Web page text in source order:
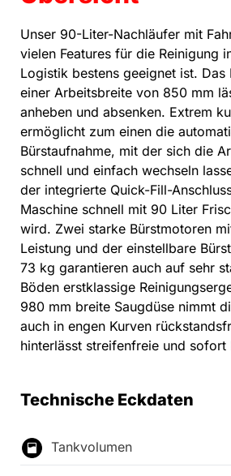
Downloads
Zubehör
Produktanfrage
Unser 90-Liter-Nachläufer mit
vielen Features für die Reinigung
Logistik bestens geeignet ist. Das
einer Arbeitsbreite von 850 mm
anheben und absenken. Extrem
ermöglicht zum einen die
Bürstaufnahme, mit der sich die
schnell und einfach wechseln
der integrierte Quick-Fill-
Maschine schnell mit 90 Liter
wird. Zwei starke Bürstmotoren
Leistung und der einstellbare
73 kg garantieren auch auf sehr
Böden erstklassige
980 mm breite Saugdüse nimmt
auch in engen Kurven
hinterlässt streifenfreie und sofort
Technische Eckdaten
Tankvolumen